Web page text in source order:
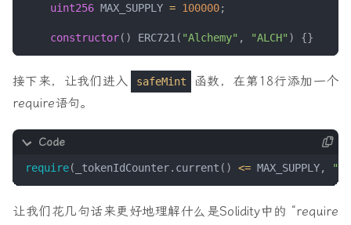
uint256 MAX_SUPPLY = 100000;
constructor() ERC721 ( "Alchemy" , "ALCH" ) {}
接下来，让我们进入 safeMint
函数，在第18行添加一个
require语句。
require( _tokenIdCounter. current () <= MAX_SUPPLY,
让我们花几句话来更好地理解什么是Solidity中的 “require